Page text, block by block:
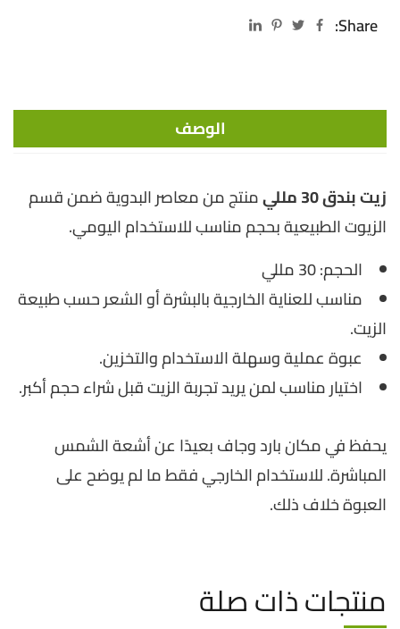
Share:
الوصف
زيت بندق 30 مللي
منتج من معاصر البدوية ضمن قسم
الزيوت الطبيعية بحجم مناسب للاستخدام اليومي.
الحجم: 30 مللي
مناسب للعناية الخارجية بالبشرة أو الشعر حسب طبيعة
الزيت.
عبوة عملية وسهلة الاستخدام والتخزين.
اختيار مناسب لمن يريد تجربة الزيت قبل شراء حجم أكبر.
يحفظ في مكان بارد وجاف بعيدًا عن أشعة الشمس
المباشرة. للاستخدام الخارجي فقط ما لم يوضح على
العبوة خلاف ذلك.
منتجات ذات صلة